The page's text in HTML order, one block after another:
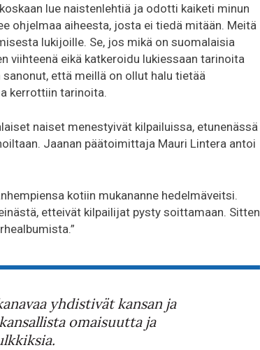
lue naistenlehtiä ja odotti kaiketi minun
ohjelmaa aiheesta, josta ei tiedä mitään. Meitä
lukijoille. Se, jos mikä on suomalaisia
viihteenä eikä katkeroidu lukiessaan tarinoita
että meillä on ollut halu tietää
kerrottiin tarinoita.
naiset menestyivät kilpailuissa, etunenässä
Jaanan päätoimittaja Mauri Lintera antoi
kotiin mukananne hedelmäveitsi.
etteivät kilpailijat pysty soittamaan. Sitten
yhdistivät kansan ja
omaisuutta ja